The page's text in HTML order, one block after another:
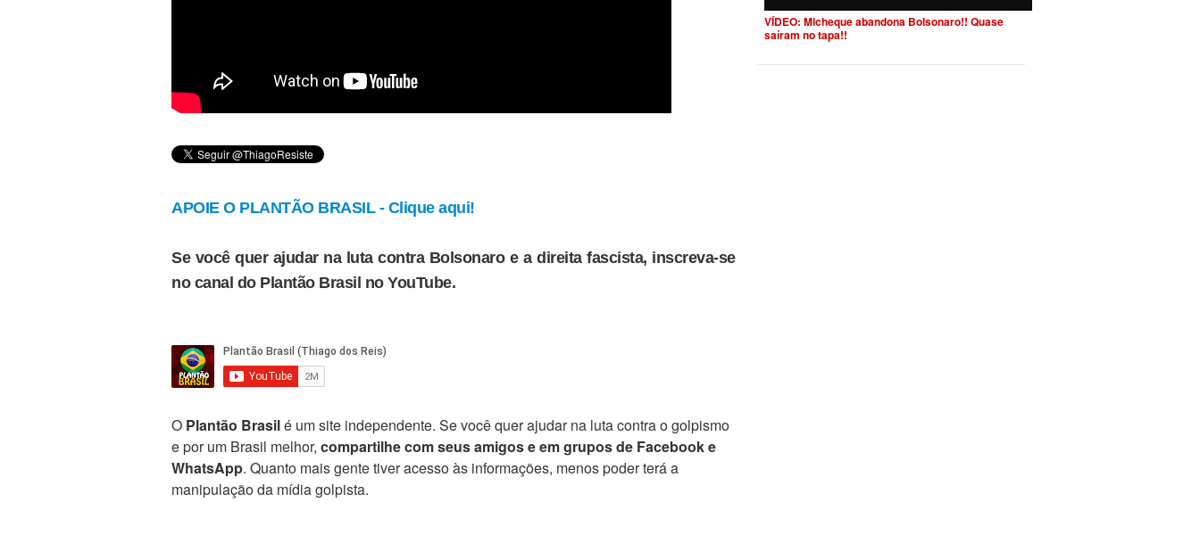
APOIE O PLANTÃO BRASIL - Clique aqui!
Se você quer ajudar na luta contra Bolsonaro e a direita fascista, inscreva-se
no canal do Plantão Brasil no YouTube.
O Plantão Brasilé um site independente. Se você quer ajudar na luta contra o golpismo
e por um Brasil melhor, compartilhe com seus amigos e em grupos de Facebook e
WhatsApp. Quanto mais gente tiver acesso às informações, menos poder terá a
manipulação da mídia golpista.
VÍDEO: Micheque abandona Bolsonaro!! Quase
saíram no tapa!!